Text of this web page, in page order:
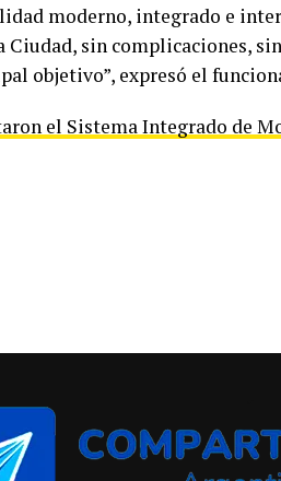
moderno, integrado e
Ciudad, sin complicaciones,
objetivo”, expresó el
el Sistema Integrado de